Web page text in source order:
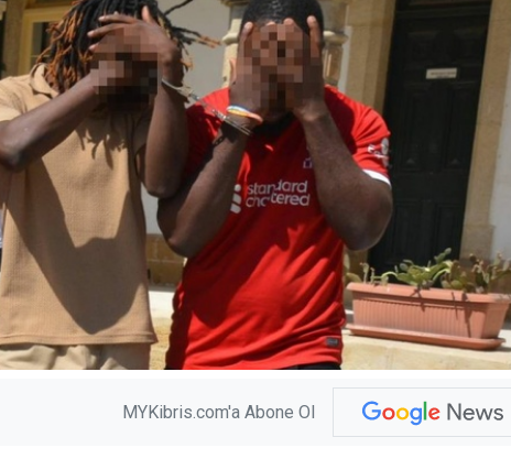
MYKibris.com'a Abone Ol